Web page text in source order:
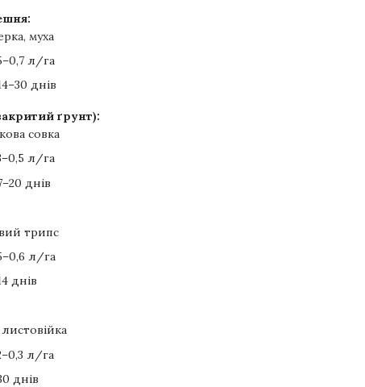
муха
л/га
днів
ґрунт):
совка
л/га
днів
трипс
л/га
днів
л/га
днів